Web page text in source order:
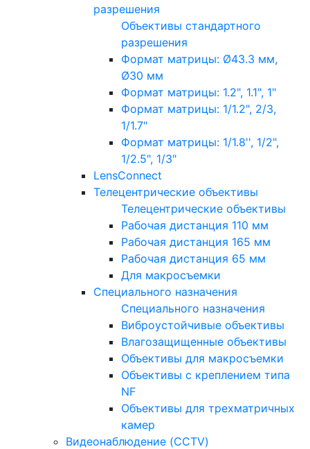
разрешения
Объективы стандартного
разрешения
Формат матрицы: Ø43.3 мм,
Ø30 мм
Формат матрицы: 1.2", 1.1", 1"
Формат матрицы: 1/1.2", 2/3,
1/1.7"
Формат матрицы: 1/1.8'', 1/2",
1/2.5", 1/3"
LensConnect
Телецентрические объективы
Телецентрические объективы
Рабочая дистанция 110 мм
Рабочая дистанция 165 мм
Рабочая дистанция 65 мм
Для макросъемки
Специального назначения
Специального назначения
Виброустойчивые объективы
Влагозащищенные объективы
Объективы для макросъемки
Объективы с креплением типа
NF
Объективы для трехматричных
камер
Видеонаблюдение (CCTV)